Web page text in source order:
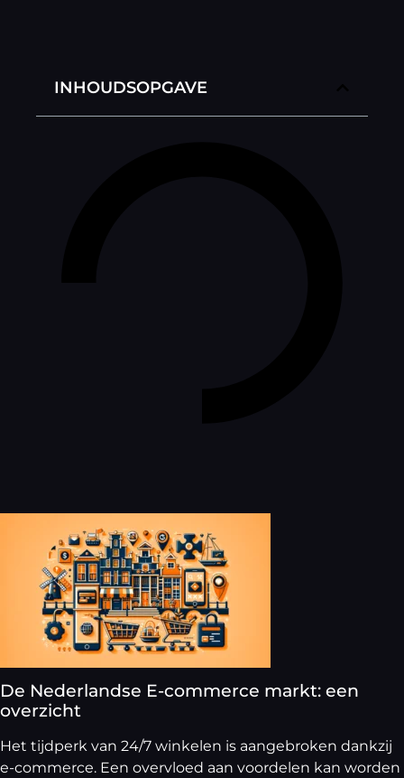
INHOUDSOPGAVE
De Nederlandse E-commerce markt: een
overzicht
Het tijdperk van 24/7 winkelen is aangebroken dankzij
e-commerce. Een overvloed aan voordelen kan worden